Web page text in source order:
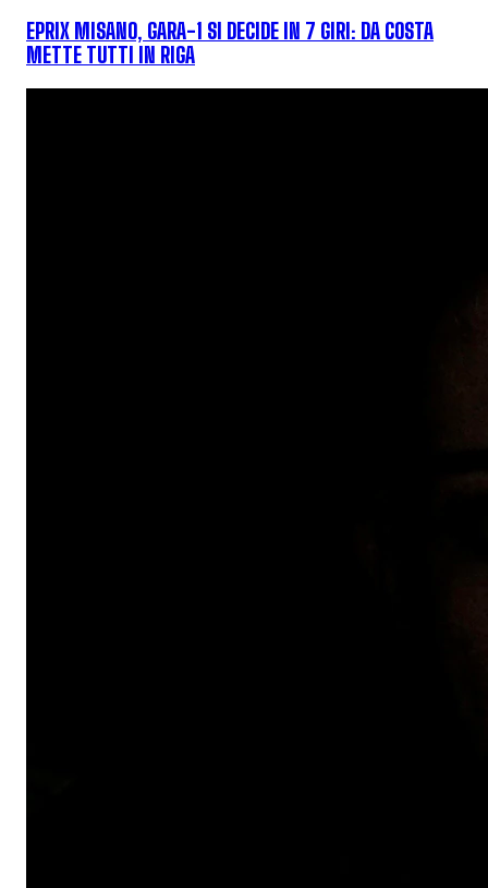
EPRIX MISANO, GARA-1 SI DECIDE IN 7 GIRI: DA COSTA
METTE TUTTI IN RIGA